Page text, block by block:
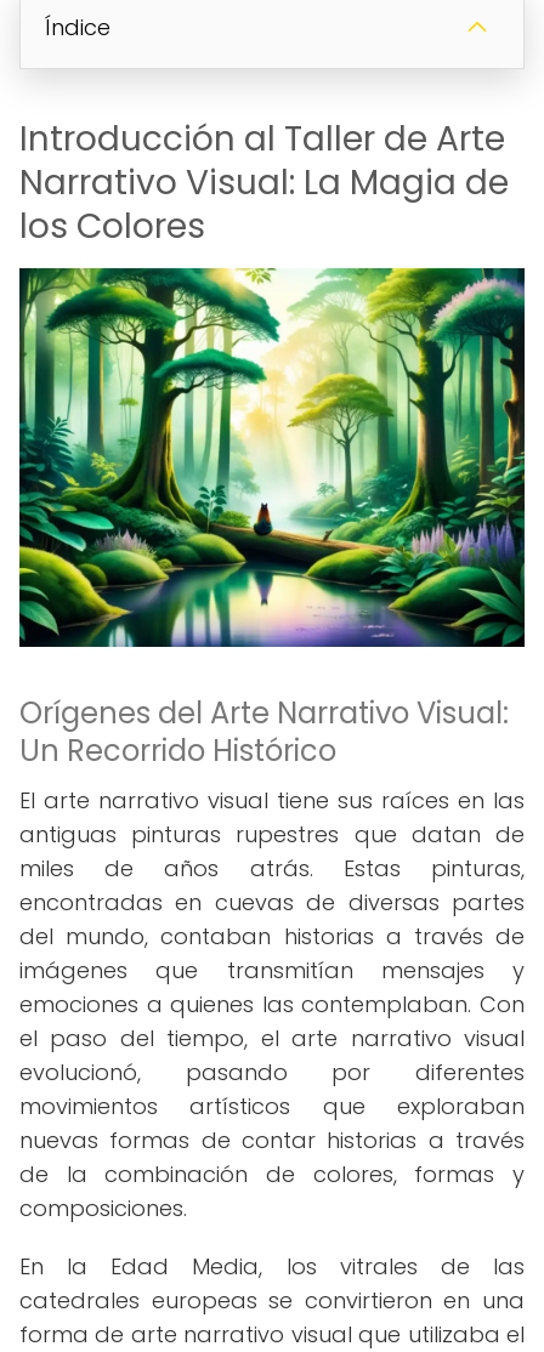
Índice
Introducción al Taller de Arte
Narrativo Visual: La Magia de
los Colores
Orígenes del Arte Narrativo Visual:
Un Recorrido Histórico
El arte narrativo visual tiene sus raíces en las
antiguas pinturas rupestres que datan de
miles de años atrás. Estas pinturas,
encontradas en cuevas de diversas partes
del mundo, contaban historias a través de
imágenes que transmitían mensajes y
emociones a quienes las contemplaban. Con
el paso del tiempo, el arte narrativo visual
evolucionó, pasando por diferentes
movimientos artísticos que exploraban
nuevas formas de contar historias a través
de la combinación de colores, formas y
composiciones.
En la Edad Media, los vitrales de las
catedrales europeas se convirtieron en una
forma de arte narrativo visual que utilizaba el